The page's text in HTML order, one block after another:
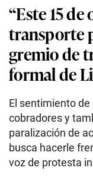
“Este 15
transporte
gremio de
formal de
El sentimiento
cobradores y
paralización de
busca hacerle
voz de protesta